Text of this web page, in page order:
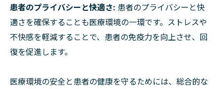
患者のプライバシーと快適さ: 患者のプライバシーと快
適さを確保することも医療環境の一環です。ストレスや
不快感を軽減することで、患者の免疫力を向上させ、回
復を促進します。
医療環境の安全と患者の健康を守るためには、総合的な